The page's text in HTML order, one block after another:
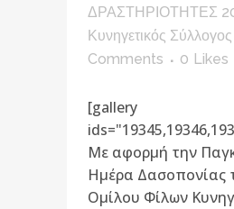
ΔΡΑΣΤΗΡΙΟΤΗΤΕΣ
Κυνηγετικός Σύλλογος
Comments
0 Likes
[gallery
Με αφορμή την
Ημέρα Δασοπονίας
Ομίλου Φίλων